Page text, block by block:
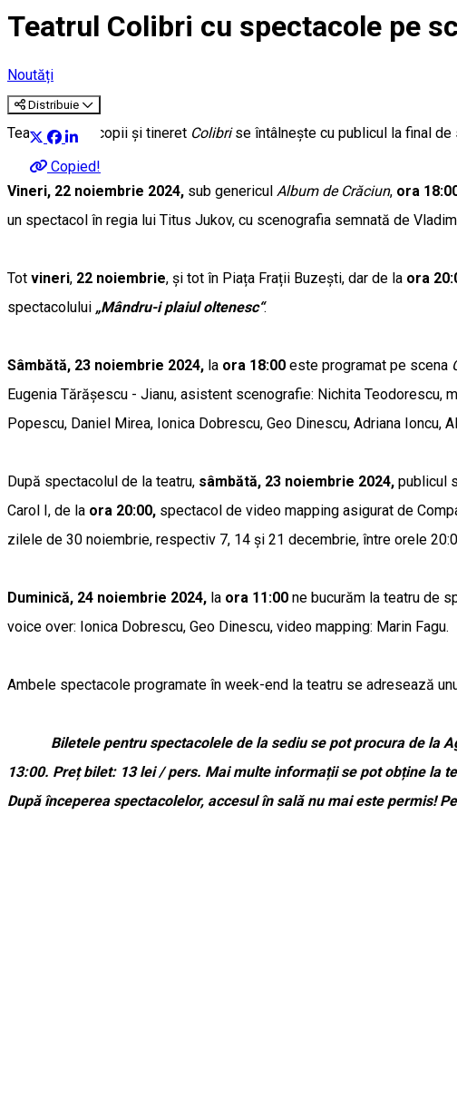
Teatrul Colibri cu spectacole pe
Noutăți
Distribuie
Copied!
Teatrul pentru copii și tineret Colibrise întâlnește cu publicul la final
Vineri, 22 noiembrie 2024, sub genericul Album de Crăciun, ora
un spectacol în regia lui Titus Jukov, cu scenografia semnată de
Tot vineri, 22 noiembrie, și tot în Piața Frații Buzești, dar de la ora
spectacolului „Mândru-i plaiul oltenesc“.
Sâmbătă, 23 noiembrie 2024, la ora 18:00 este programat pe scena
Eugenia Tărăşescu - Jianu, asistent scenografie: Nichita Teodorescu,
Popescu, Daniel Mirea, Ionica Dobrescu, Geo Dinescu, Adriana Ioncu,
După spectacolul de la teatru, sâmbătă, 23 noiembrie 2024, publicul
Carol I, de la ora 20:00, spectacol de video mapping asigurat de
zilele de 30 noiembrie, respectiv 7, 14 și 21 decembrie, între orele
Duminică, 24 noiembrie 2024, la ora 11:00 ne bucurăm la teatru de
voice over: Ionica Dobrescu, Geo Dinescu, video mapping: Marin Fagu.
Ambele spectacole programate în week-end la teatru se adresează
Biletele pentru spectacolele de la sediu se pot procura de la
13:00. Preț bilet: 13 lei / pers. Mai multe informații se pot obține la
După începerea spectacolelor, accesul în sală nu mai este permis!